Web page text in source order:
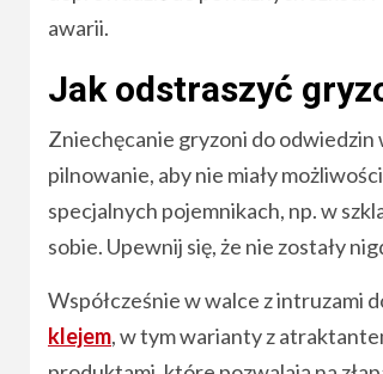
awarii.
Jak odstraszyć
Zniechęcanie gryzoni do odwiedzin
pilnowanie, aby nie miały
specjalnych pojemnikach, np. w
sobie. Upewnij się, że nie zostały
Współcześnie w walce z intruzami
klejem, w tym warianty z